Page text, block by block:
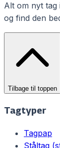
kontakte
Alt om nyt tag
og find den
Tilbage til toppen
Tagtyper
Tagpap
Ståltag